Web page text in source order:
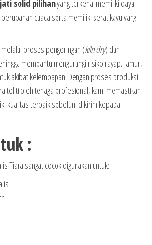
solid pilihanyang terkenal memiliki daya
cuaca serta memiliki serat kayu yang
proses pengeringan (kiln dry) dan
membantu mengurangi risiko rayap, jamur,
akibat kelembapan. Dengan proses produksi
teliti oleh tenaga profesional, kami memastikan
kualitas terbaik sebelum dikirim kepada
:
Tiara sangat cocok digunakan untuk: